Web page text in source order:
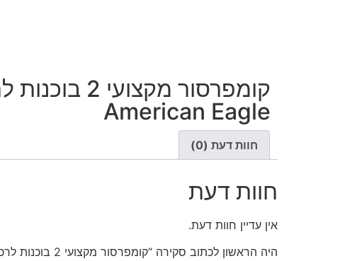
קומפרסור מקצועי 2
American Eagle
חוות דעת (0)
חוות דעת
אין עדיין חוות דעת.
היה הראשון לכתוב סקירה “קומפרסור מקצועי 2 בוכנות לרכב American Eagle”